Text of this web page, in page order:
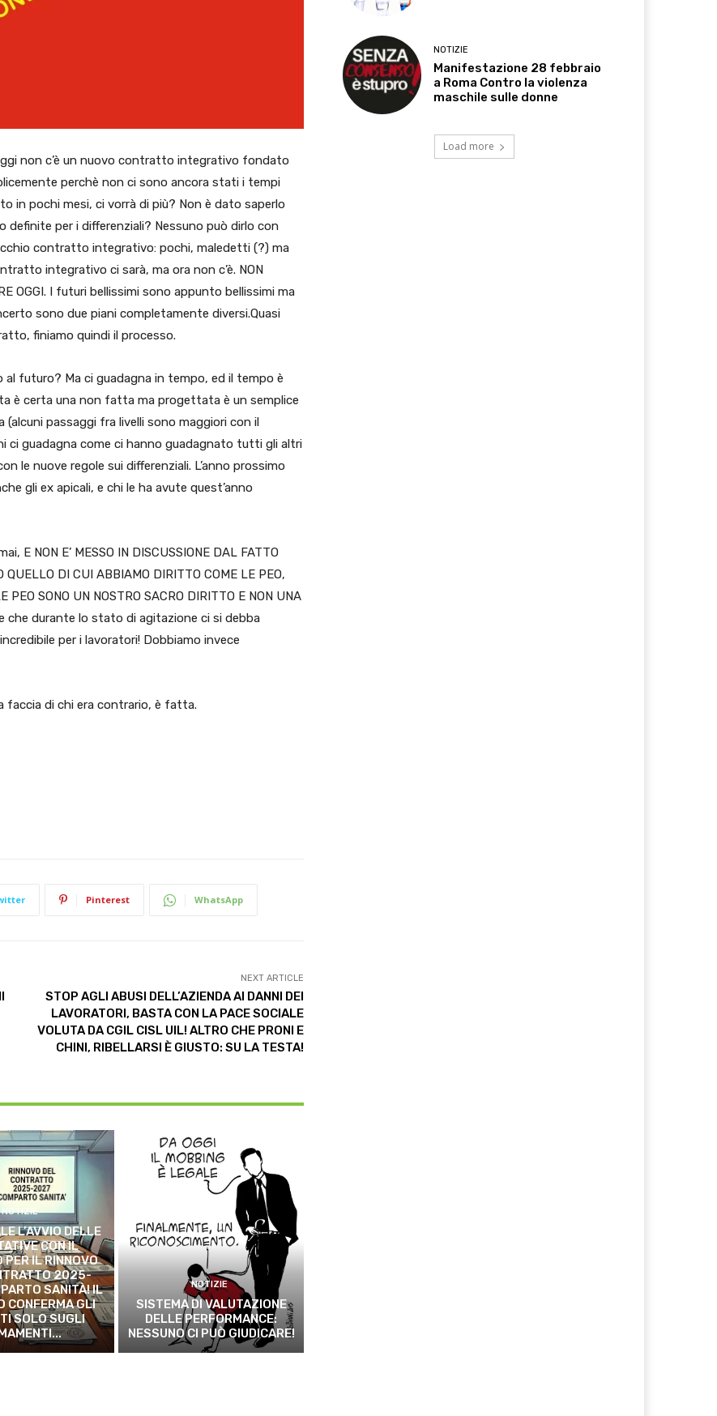
non c’è un nuovo contratto integrativo fondato
perchè non ci sono ancora stati i tempi
in pochi mesi, ci vorrà di più? Non è dato saperlo
definite per i differenziali? Nessuno può dirlo con
contratto integrativo: pochi, maledetti (?) ma
integrativo ci sarà, ma ora non c’è. NON
OGGI. I futuri bellissimi sono appunto bellissimi ma
sono due piani completamente diversi.Quasi
finiamo quindi il processo.
futuro? Ma ci guadagna in tempo, ed il tempo è
è certa una non fatta ma progettata è un semplice
passaggi fra livelli sono maggiori con il
ci guadagna come ci hanno guadagnato tutti gli altri
le nuove regole sui differenziali. L’anno prossimo
gli ex apicali, e chi le ha avute quest’anno
NON E’ MESSO IN DISCUSSIONE DAL FATTO
DI CUI ABBIAMO DIRITTO COME LE PEO,
PEO SONO UN NOSTRO SACRO DIRITTO E NON UNA
che durante lo stato di agitazione ci si debba
per i lavoratori! Dobbiamo invece
faccia di chi era contrario, è fatta.
Pinterest WhatsApp
NEXT ARTICLE
STOP AGLI ABUSI DELL’AZIENDA AI DANNI DEI
LAVORATORI, BASTA CON LA PACE SOCIALE
VOLUTA DA CGIL CISL UIL! ALTRO CHE PRONI E
CHINI, RIBELLARSI È GIUSTO: SU LA TESTA!
NOTIZIE
L’AVVIO DELLE
CON IL
PER IL RINNOVO
2025-
SANITÀ! IL
CONFERMA GLI
SOLO SUGLI
NOTIZIE
SISTEMA DI VALUTAZIONE
DELLE PERFORMANCE:
NESSUNO CI PUÒ GIUDICARE!
NOTIZIE
Manifestazione 28 febbraio
a Roma Contro la violenza
maschile sulle donne
Load more